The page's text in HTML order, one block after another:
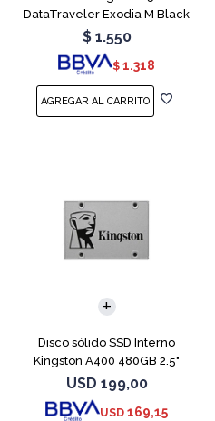
DataTraveler Exodia M Black
Teal
$ 1.550
$ 1.318
Disco sólido SSD Interno
Kingston A400 480GB 2.5"
SATA 3
USD 199,00
USD 169,15